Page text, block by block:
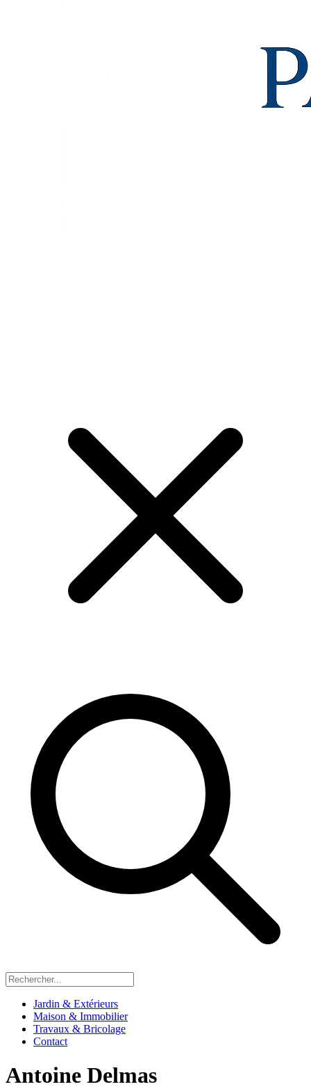
Jardin & Extérieurs
Maison & Immobilier
Travaux & Bricolage
Contact
Antoine Delmas